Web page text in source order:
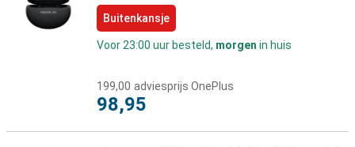
Buitenkansje
Voor 23:00 uur besteld, morgen in huis
199,00 adviesprijs OnePlus
98,95